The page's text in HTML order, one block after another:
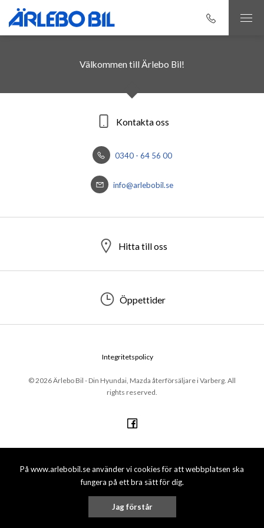
På www.arlebobil.se använder vi cookies för att webbplatsen ska
fungera på ett bra sätt för dig.
Jag förstår
Välkommen till Ärlebo Bil!
Kontakta oss
0340 - 64 56 00
info@arlebobil.se
Hitta till oss
Öppettider
© 2026 Ärlebo Bil - Din Hyundai, Mazda återförsäljare i Varberg. All
rights reserved.
Integritetspolicy